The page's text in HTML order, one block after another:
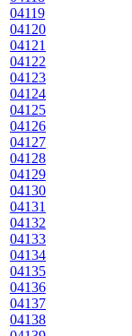
04119
04120
04121
04122
04123
04124
04125
04126
04127
04128
04129
04130
04131
04132
04133
04134
04135
04136
04137
04138